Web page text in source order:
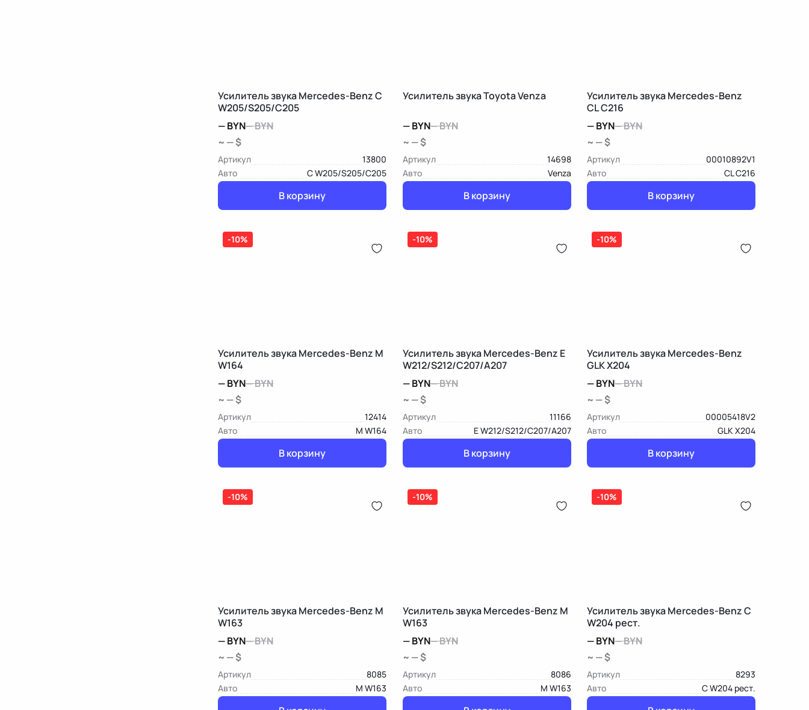
Усилитель звука Mercedes-Benz C
W205/S205/C205
—BYN—BYN
~ — $
Артикул
13800
Авто
C W205/S205/C205
В корзину
Усилитель звука Toyota Venza
—BYN—BYN
~ — $
Артикул
14698
Авто
Venza
В корзину
Усилитель звука Mercedes-Benz
CL C216
—BYN—BYN
~ — $
Артикул
00010892V1
Авто
CL C216
В корзину
-10%
Усилитель звука Mercedes-Benz M
W164
—BYN—BYN
~ — $
Артикул
12414
Авто
M W164
В корзину
-10%
Усилитель звука Mercedes-Benz E
W212/S212/C207/A207
—BYN—BYN
~ — $
Артикул
11166
Авто
E W212/S212/C207/A207
В корзину
-10%
Усилитель звука Mercedes-Benz
GLK X204
—BYN—BYN
~ — $
Артикул
00005418V2
Авто
GLK X204
В корзину
-10%
Усилитель звука Mercedes-Benz M
W163
—BYN—BYN
~ — $
Артикул
8085
Авто
M W163
-10%
Усилитель звука Mercedes-Benz M
W163
—BYN—BYN
~ — $
Артикул
8086
Авто
M W163
-10%
Усилитель звука Mercedes-Benz C
W204 рест.
—BYN—BYN
~ — $
Артикул
8293
Авто
C W204 рест.